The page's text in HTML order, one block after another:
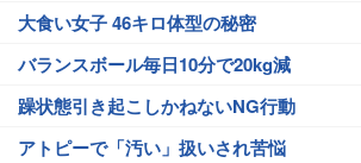
大食い女子 46キロ体型の秘密
バランスボール毎日10分で20kg減
躁状態引き起こしかねないNG行動
アトピーで「汚い」扱いされ苦悩